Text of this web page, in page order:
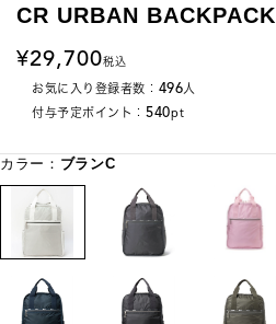
CR URBAN BACKPACK
29,700税込
お気に入り登録者数： 496人
付与予定ポイント： 540pt
カラー： ブランC